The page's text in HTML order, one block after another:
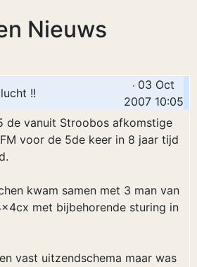
Nieuws
!!
03 Oct
2007 10:05
de vanuit Stroobos afkomstige
voor de 5de keer in 8 jaar tijd
kwam samen met 3 man van
met bijbehorende sturing in
vast uitzendschema maar was